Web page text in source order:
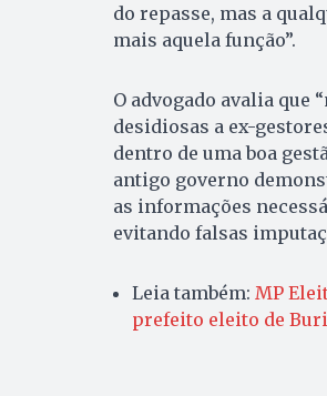
do repasse, mas a
mais aquela função”.
O advogado avalia que
desidiosas a ex-
dentro de uma boa
antigo governo
as informações
evitando falsas
Leia também: MP
prefeito eleito de